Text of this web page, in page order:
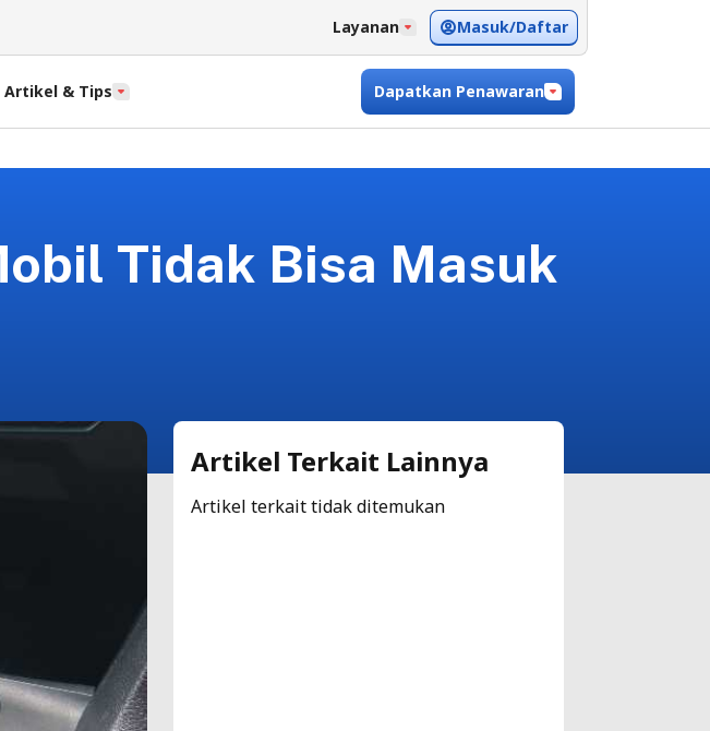
Layanan Masuk/Daftar
Artikel & Tips Dapatkan Penawaran
Tidak Bisa Masuk
Artikel Terkait Lainnya
Artikel terkait tidak ditemukan